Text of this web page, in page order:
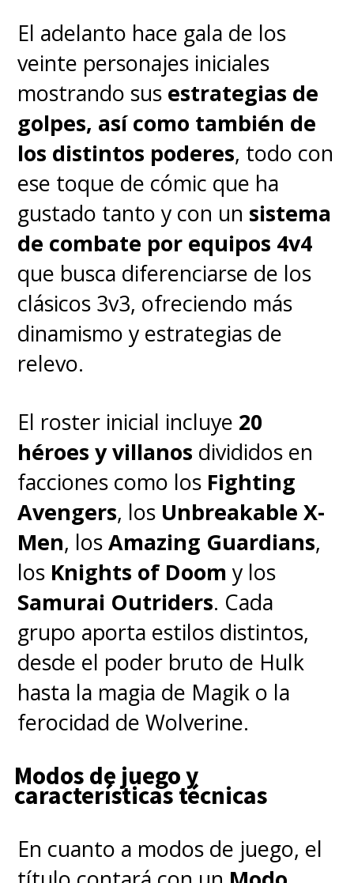
El adelanto hace gala de los
veinte personajes iniciales
mostrando sus estrategias de
golpes, así como también de
los distintos poderes, todo con
ese toque de cómic que ha
gustado tanto y con un sistema
de combate por equipos 4v4
que busca diferenciarse de los
clásicos 3v3, ofreciendo más
dinamismo y estrategias de
relevo.
El roster inicial incluye 20
héroes y villanos divididos en
facciones como los Fighting
Avengers, los Unbreakable X-
Men, losAmazing Guardians,
los Knights of Doom y los
Samurai Outriders. Cada
grupo aporta estilos distintos,
desde el poder bruto de Hulk
hasta la magia de Magik o la
ferocidad de Wolverine.
Modos de juego y
características técnicas
En cuanto a modos de juego, el